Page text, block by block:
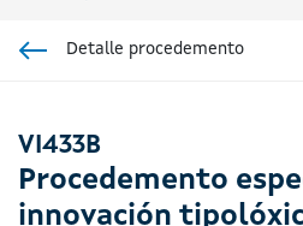
Detalle procedemento
VI433B
Procedemento
innovación